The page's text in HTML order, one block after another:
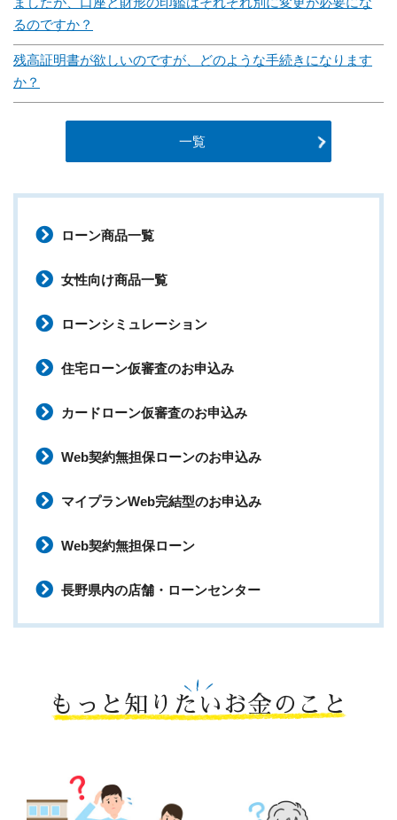
るのですか？
残高証明書が欲しいのですが、どのような手続きになります
か？
一覧
ローン商品一覧
女性向け商品一覧
ローンシミュレーション
住宅ローン仮審査のお申込み
カードローン仮審査のお申込み
Web契約無担保ローンのお申込み
マイプランWeb完結型のお申込み
Web契約無担保ローン
長野県内の店舗・ローンセンター
もっと知りたいお金のこと